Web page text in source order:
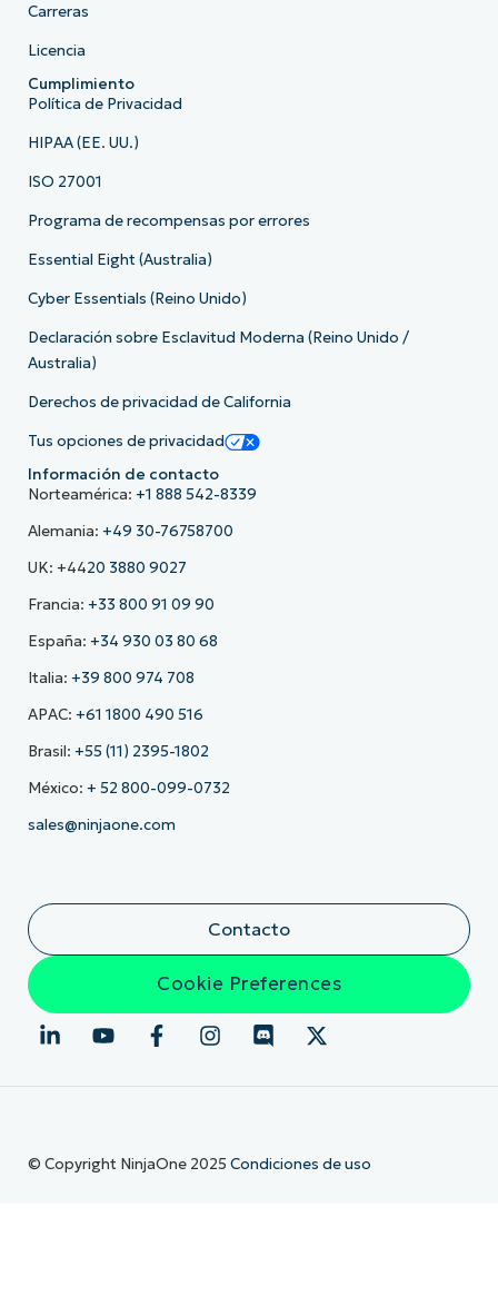
Carreras
Licencia
Cumplimiento
Política de Privacidad
HIPAA (EE. UU.)
ISO 27001
Programa de recompensas por errores
Essential Eight (Australia)
Cyber Essentials (Reino Unido)
Declaración sobre Esclavitud Moderna (Reino Unido /
Australia)
Derechos de privacidad de California
Tus opciones de privacidad
Información de contacto
Norteamérica: +1 888 542-8339
Alemania: +49 30-76758700
UK: +4420 3880 9027
Francia: +33 800 91 09 90
España: +34 930 03 80 68
Italia: +39 800 974 708
APAC: +61 1800 490 516
Brasil: +55 (11) 2395-1802
México: + 52 800-099-0732
sales@ninjaone.com
Contacto
Cookie Preferences
© Copyright NinjaOne 2025 Condiciones de uso